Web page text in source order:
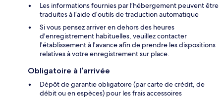
Les informations fournies par l’hébergement peuvent être
traduites à l’aide d’outils de traduction automatique
Si vous pensez arriver en dehors des heures
d'enregistrement habituelles, veuillez contacter
l'établissement à l'avance afin de prendre les dispositions
relatives à votre enregistrement sur place.
Obligatoire à l’arrivée
Dépôt de garantie obligatoire (par carte de crédit, de
débit ou en espèces) pour les frais accessoires